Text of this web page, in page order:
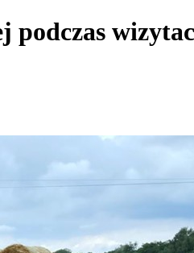
podczas